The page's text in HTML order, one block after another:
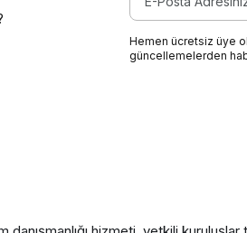
Hemen ücretsiz üye
güncellemelerden